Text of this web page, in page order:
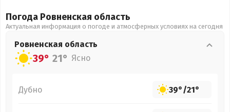
Погода Ровненская область
Актуальная информация о погоде и атмосферных условиях на сегодня
Ровненская область
39° 21° Ясно
Дубно 39°/21°